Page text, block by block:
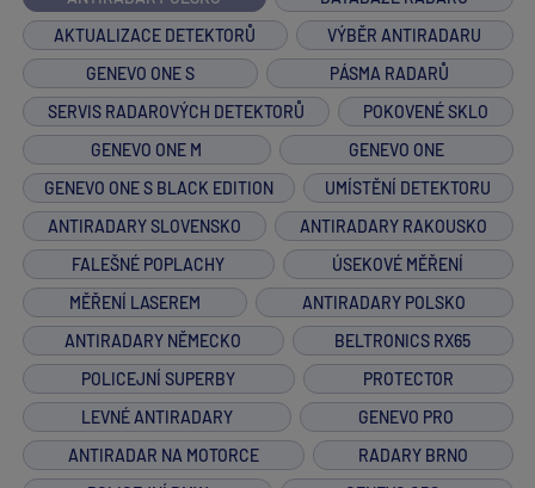
AKTUALIZACE DETEKTORŮ
VÝBĚR ANTIRADARU
GENEVO ONE S
PÁSMA RADARŮ
SERVIS RADAROVÝCH DETEKTORŮ
POKOVENÉ SKLO
GENEVO ONE M
GENEVO ONE
GENEVO ONE S BLACK EDITION
UMÍSTĚNÍ DETEKTORU
ANTIRADARY SLOVENSKO
ANTIRADARY RAKOUSKO
FALEŠNÉ POPLACHY
ÚSEKOVÉ MĚŘENÍ
MĚŘENÍ LASEREM
ANTIRADARY POLSKO
ANTIRADARY NĚMECKO
BELTRONICS RX65
POLICEJNÍ SUPERBY
PROTECTOR
LEVNÉ ANTIRADARY
GENEVO PRO
ANTIRADAR NA MOTORCE
RADARY BRNO